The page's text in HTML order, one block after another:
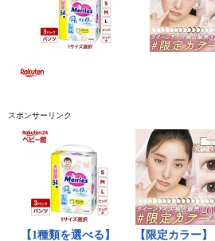
スポンサーリンク